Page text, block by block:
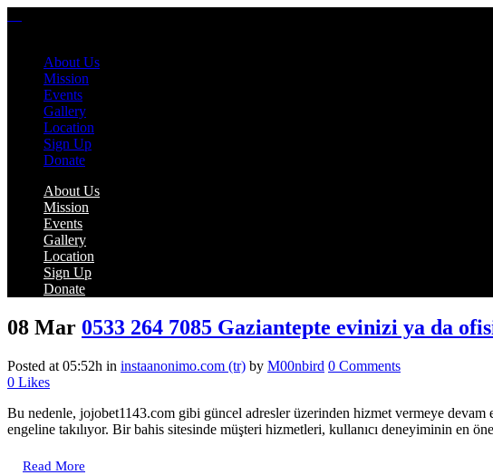
About Us
Mission
Events
Gallery
Location
Sign Up
Donate
About Us
Mission
Events
Gallery
Location
Sign Up
Donate
08 Mar 0533 264 7085 Gaziantepte evinizi ya da
Posted at 05:52h in instaanonimo.com (tr) by M00nbird 0 Comments
0 Likes
Bu nedenle, jojobet1143.com gibi güncel adresler üzerinden hizmet vermeye
engeline takılıyor. Bir bahis sitesinde müşteri hizmetleri, kullanıcı deneyiminin en
Read More